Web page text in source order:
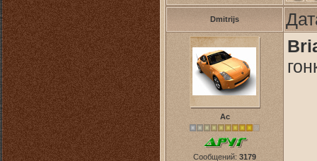
Dmitrijs
Ас
Сообщений: 3179